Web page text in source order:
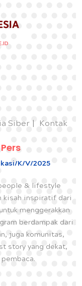
Siber Kontak
K/V/2025
& lifestyle
kisah inspiratif dari
menggerakkan
berdampak dari
juga komunitas,
story yang dekat,